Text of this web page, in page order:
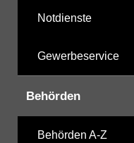
Notdienste
Gewerbeservice
Behörden
Behörden A-Z